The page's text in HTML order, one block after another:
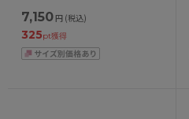
7,150 円 (税込)
325pt獲得